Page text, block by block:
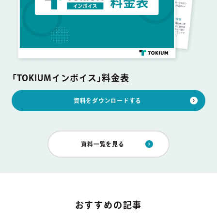
「TOKIUMインボイス」料金表
資料をダウンロードする
資料一覧を見る
おすすめの記事